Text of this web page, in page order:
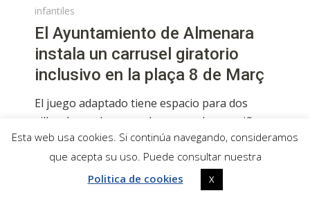
infantiles
El Ayuntamiento de Almenara
instala un carrusel giratorio
inclusivo en la plaça 8 de Març
El juego adaptado tiene espacio para dos
sillas de ruedas y puede ser usado por niños y
niñas de entre 5 y 12 años
Esta web usa cookies. Si continúa navegando, consideramos
que acepta su uso. Puede consultar nuestra
Politica de cookies
X